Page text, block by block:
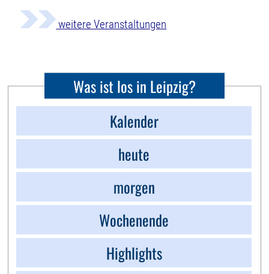
weitere Veranstaltungen
Was ist los in Leipzig?
Kalender
heute
morgen
Wochenende
Highlights